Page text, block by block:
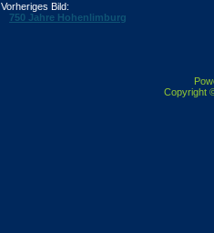
Vorheriges Bild:
750 Jahre Hohenlimburg
Copyright